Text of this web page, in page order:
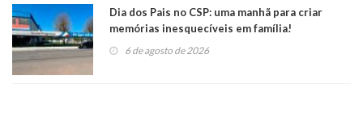
Dia dos Pais no CSP: uma manhã para criar
memórias inesquecíveis em família!
6 de agosto de 2026